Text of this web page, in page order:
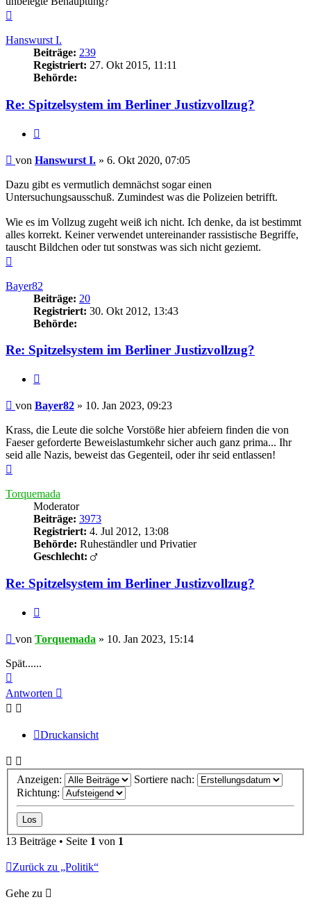
Hanswurst I.
Beiträge: 239
Registriert: 27. Okt 2015, 11:11
Behörde:
Re: Spitzelsystem im Berliner Justizvollzug?
Beitrag
von Hanswurst I. » 6. Okt 2020, 07:05
Dazu gibt es vermutlich demnächst sogar einen
Untersuchungsausschuß. Zumindest was die Polizeien betrifft.
Wie es im Vollzug zugeht weiß ich nicht. Ich denke, da ist bestimmt
alles korrekt. Keiner verwendet untereinander rassistische Begriffe,
tauscht Bildchen oder tut sonstwas was sich nicht geziemt.
Bayer82
Beiträge: 20
Registriert: 30. Okt 2012, 13:43
Behörde:
Re: Spitzelsystem im Berliner Justizvollzug?
Beitrag
von Bayer82 » 10. Jan 2023, 09:23
Krass, die Leute die solche Vorstöße hier abfeiern finden die von
Faeser geforderte Beweislastumkehr sicher auch ganz prima... Ihr
seid alle Nazis, beweist das Gegenteil, oder ihr seid entlassen!
Torquemada
Moderator
Beiträge: 3973
Registriert: 4. Jul 2012, 13:08
Behörde: Ruheständler und Privatier
Geschlecht:
Re: Spitzelsystem im Berliner Justizvollzug?
Beitrag
von Torquemada » 10. Jan 2023, 15:14
Spät......
oben
Antworten
Druckansicht
Anzeigen:
Sortiere nach:
Richtung:
13 Beiträge • Seite 1 von 1
Zurück zu „Politik“
Gehe zu